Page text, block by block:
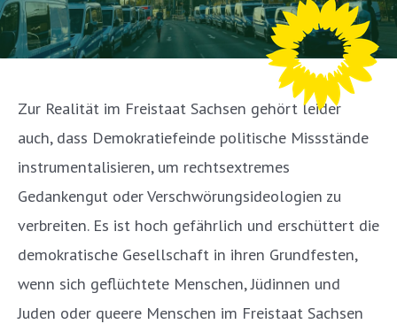
Zur Realität im Freistaat Sachsen gehört leider
auch, dass Demokratiefeinde politische Missstände
instrumentalisieren, um rechtsextremes
Gedankengut oder Verschwörungsideologien zu
verbreiten. Es ist hoch gefährlich und erschüttert die
demokratische Gesellschaft in ihren Grundfesten,
wenn sich geflüchtete Menschen, Jüdinnen und
Juden oder queere Menschen im Freistaat Sachsen